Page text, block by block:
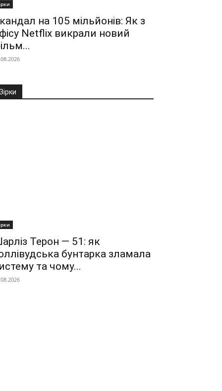
на 105 мільйонів: Як з
Netflix викрали новий
Терон — 51: як
бунтарка зламала
та чому...